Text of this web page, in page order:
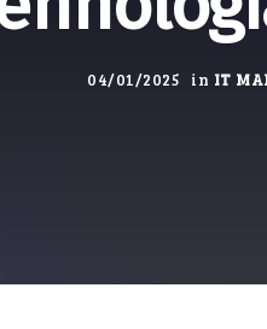
04/01/2025 in IT